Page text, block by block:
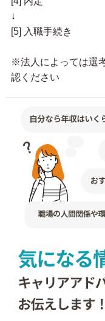
↓
[5] 入職手続き
※法人によっては選
認ください